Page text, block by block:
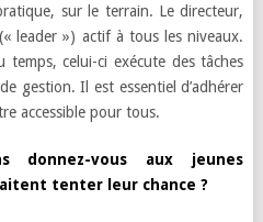
sur le terrain. Le directeur,
leader ») actif à tous les niveaux.
celui-ci exécute des tâches
gestion. Il est essentiel d’adhérer
accessible pour tous.
donnez-vous aux jeunes
tenter leur chance ?